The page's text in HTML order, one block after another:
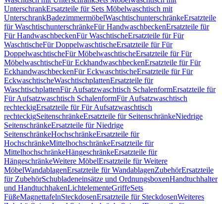
UnterschrankErsatzteile für Sets Möbelwaschtisch mit
UnterschrankBadezimmermöbelWaschtischunterschränkeErsatzteile
für WaschtischunterschränkeFür HandwaschbeckenErsatzteile für
Für HandwaschbeckenFür WaschtischeErsatzteile für Für
WaschtischeFür DoppelwaschtischeErsatzteile für Für
DoppelwaschtischeFür MöbelwaschtischeErsatzteile für Für
MöbelwaschtischeFür EckhandwaschbeckenErsatzteile für Für
EckhandwaschbeckenFür EckwaschtischeErsatzteile für Für
EckwaschtischeWaschtischplattenErsatzteile für
WaschtischplattenFür Aufsatzwaschtisch SchalenformErsatzteile für
Für Aufsatzwaschtisch SchalenformFür Aufsatzwaschtisch
rechteckigErsatzteile für Für Aufsatzwaschtisch
rechteckigSeitenschränkeErsatzteile für SeitenschränkeNiedrige
SeitenschränkeErsatzteile für Niedrige
SeitenschränkeHochschränkeErsatzteile für
HochschränkeMittelhochschränkeErsatzteile für
MittelhochschränkeHängeschränkeErsatzteile für
HängeschränkeWeitere MöbelErsatzteile für Weitere
MöbelWandablagenErsatzteile für WandablagenZubehörErsatzteile
für ZubehörSchubladeneinsätze und OrdnungsboxenHandtuchhalter
und HandtuchhakenLichtelementeGriffeSets
FüßeMagnettafelnSteckdosenErsatzteile für SteckdosenWeiteres